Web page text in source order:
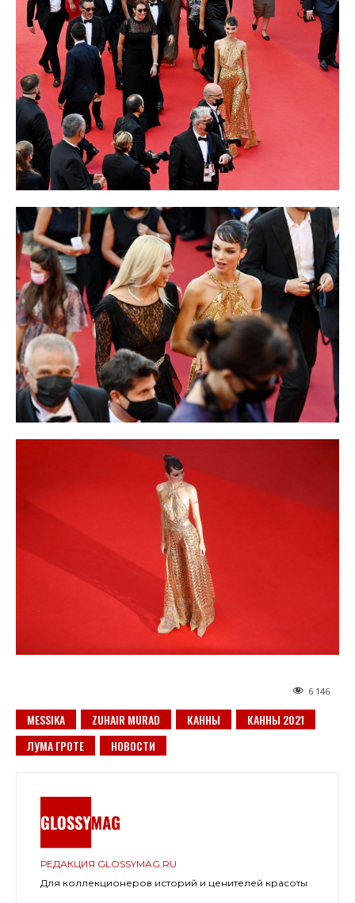
6 146
MESSIKA ZUHAIR MURAD КАННЫ
КАННЫ 2021
ЛУМА ГРОТЕ
НОВОСТИ
РЕДАКЦИЯ GLOSSYMAG.RU
Для коллекционеров историй и ценителей красоты